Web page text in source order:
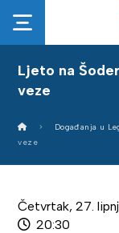
Ljeto na
veze
Događanja u
veze
Četvrtak, 27.
20:30